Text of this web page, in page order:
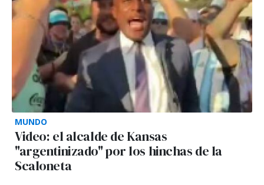
MUNDO
Video: el alcalde de Kansas
"argentinizado" por los hinchas de la
Scaloneta